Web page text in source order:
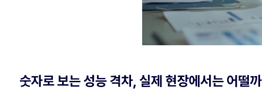
숫자로 보는 성능 격차, 실제 현장에서는 어떨까